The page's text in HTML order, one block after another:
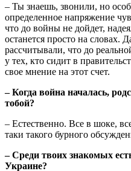
– Ты знаешь, звонили, но
определенное напряжение
что до войны не дойдет,
останется просто на словах.
рассчитывали, что до
у тех, кто сидит в
свое мнение на этот счет.
– Когда война началась,
тобой?
– Естественно. Все в шоке,
таки такого бурного
– Среди твоих знакомых
Украине?